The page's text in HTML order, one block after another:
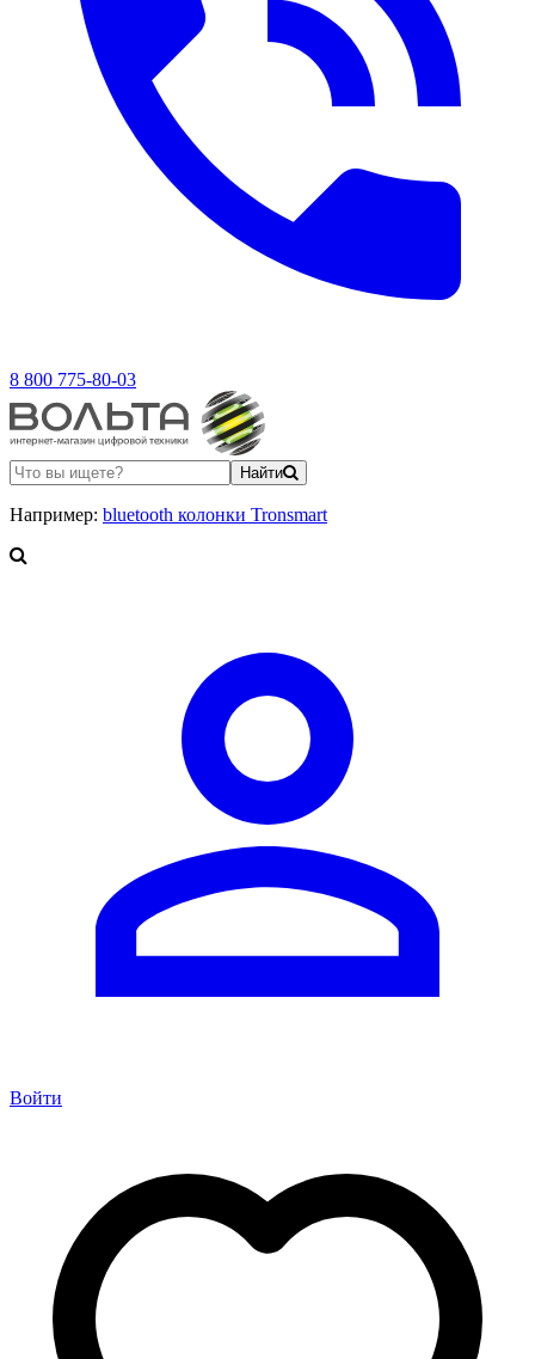
8 800 775-80-03
Найти
Например: bluetooth колонки Tronsmart
Войти